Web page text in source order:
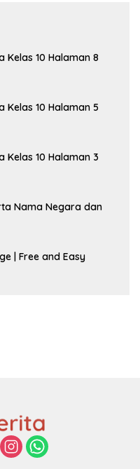
Kelas 10 Halaman 8
Kelas 10 Halaman 5
Kelas 10 Halaman 3
Nama Negara dan
| Free and Easy